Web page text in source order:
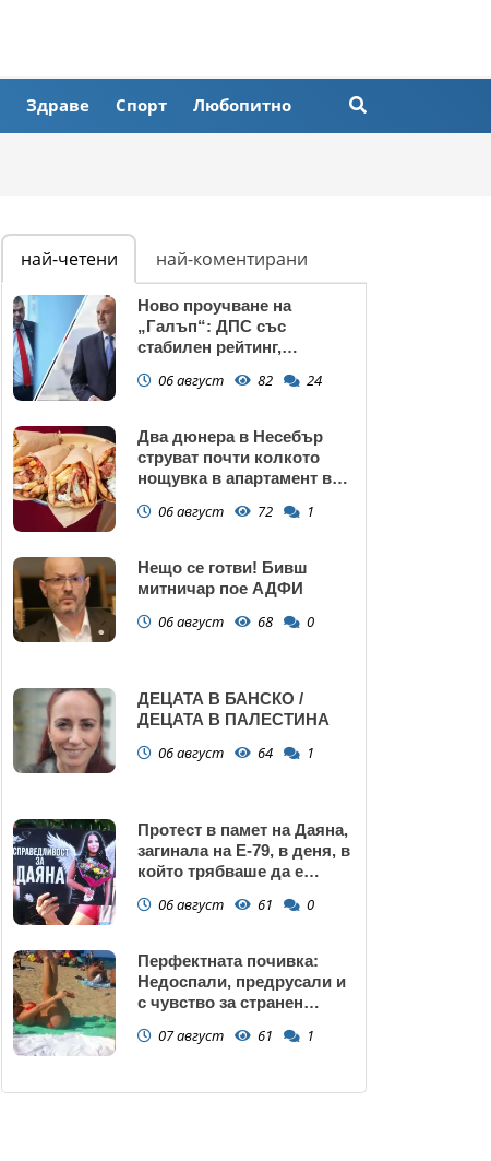
Здраве Спорт Любопитно
най-четени най-коментирани
Ново проучване на
„Галъп“: ДПС със
стабилен рейтинг,
запазва
06 август 82 24
Два дюнера в Несебър
струват почти колкото
нощувка в апартамент в
06 август 72 1
Нещо се готви! Бивш
митничар пое АДФИ
06 август 68 0
ДЕЦАТА В БАНСКО /
ДЕЦАТА В ПАЛЕСТИНА
06 август 64 1
Протест в памет на Даяна,
загинала на Е-79, в деня, в
който трябваше да е
06 август 61 0
Перфектната почивка:
Недоспали, предрусали и
с чувство за странен
07 август 61 1